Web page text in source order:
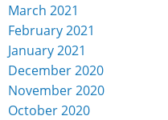
March 2021
February 2021
January 2021
December 2020
November 2020
October 2020